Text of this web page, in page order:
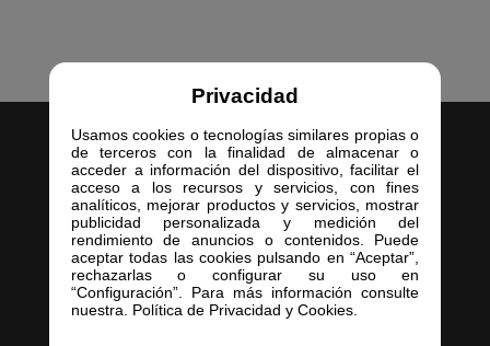
Privacidad
Usamos cookies o tecnologías similares propias o
de terceros con la finalidad de almacenar o
acceder a información del dispositivo, facilitar el
acceso a los recursos y servicios, con fines
analíticos, mejorar productos y servicios, mostrar
publicidad personalizada y medición del
rendimiento de anuncios o contenidos. Puede
aceptar todas las cookies pulsando en “Aceptar”,
rechazarlas o configurar su uso en
“Configuración”. Para más información consulte
nuestra. Política de Privacidad y Cookies.
Inicio
Empresa
Servicios
Contacto